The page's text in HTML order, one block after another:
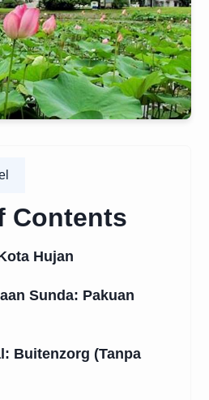
Contents
Hujan
Sunda: Pakuan
Buitenzorg (Tanpa